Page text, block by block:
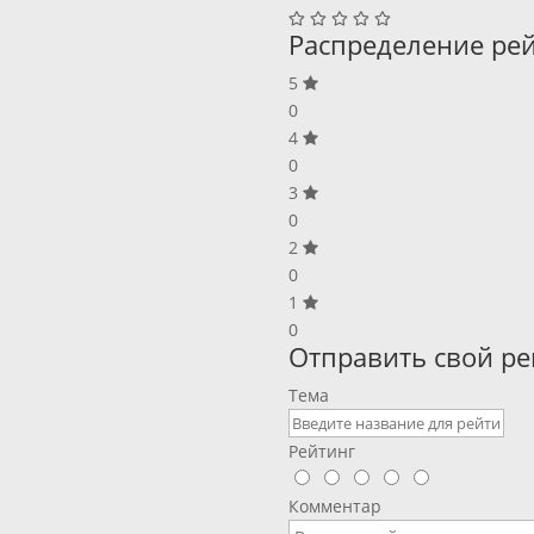
Распределение
5
0
4
0
3
0
2
0
1
0
Отправить свой
Тема
Рейтинг
Комментар